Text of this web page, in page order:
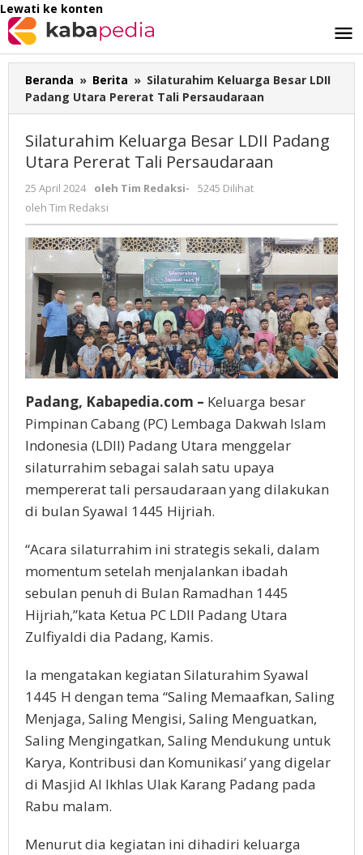
Lewati ke konten
Beranda » Berita » Silaturahim Keluarga Besar LDII
Padang Utara Pererat Tali Persaudaraan
Silaturahim Keluarga Besar LDII Padang
Utara Pererat Tali Persaudaraan
25 April 2024 oleh Tim Redaksi-
5245 Dilihat
oleh Tim Redaksi
Padang, Kabapedia.com – Keluarga besar
Pimpinan Cabang (PC) Lembaga Dakwah Islam
Indonesia (LDII) Padang Utara menggelar
silaturrahim sebagai salah satu upaya
mempererat tali persaudaraan yang dilakukan
di bulan Syawal 1445 Hijriah.
“Acara silaturrahim ini strategis sekali, dalam
momentum setelah menjalankan ibadah
sebulan penuh di Bulan Ramadhan 1445
Hijriah,”kata Ketua PC LDII Padang Utara
Zulfiyaldi dia Padang, Kamis.
Ia mengatakan kegiatan Silaturahim Syawal
1445 H dengan tema “Saling Memaafkan, Saling
Menjaga, Saling Mengisi, Saling Menguatkan,
Saling Mengingatkan, Saling Mendukung untuk
Karya, Kontribusi dan Komunikasi’ yang digelar
di Masjid Al Ikhlas Ulak Karang Padang pada
Rabu malam.
Menurut dia kegiatan ini dihadiri keluarga